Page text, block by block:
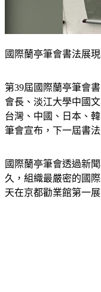
國際蘭亭筆會書法展
第39屆國際蘭亭筆會
會長、淡江大學中國
台灣、中國、日本、
筆會宣布，下一屆書
國際蘭亭筆會透過新
久，組織最嚴密的國
天在京都勸業館第一